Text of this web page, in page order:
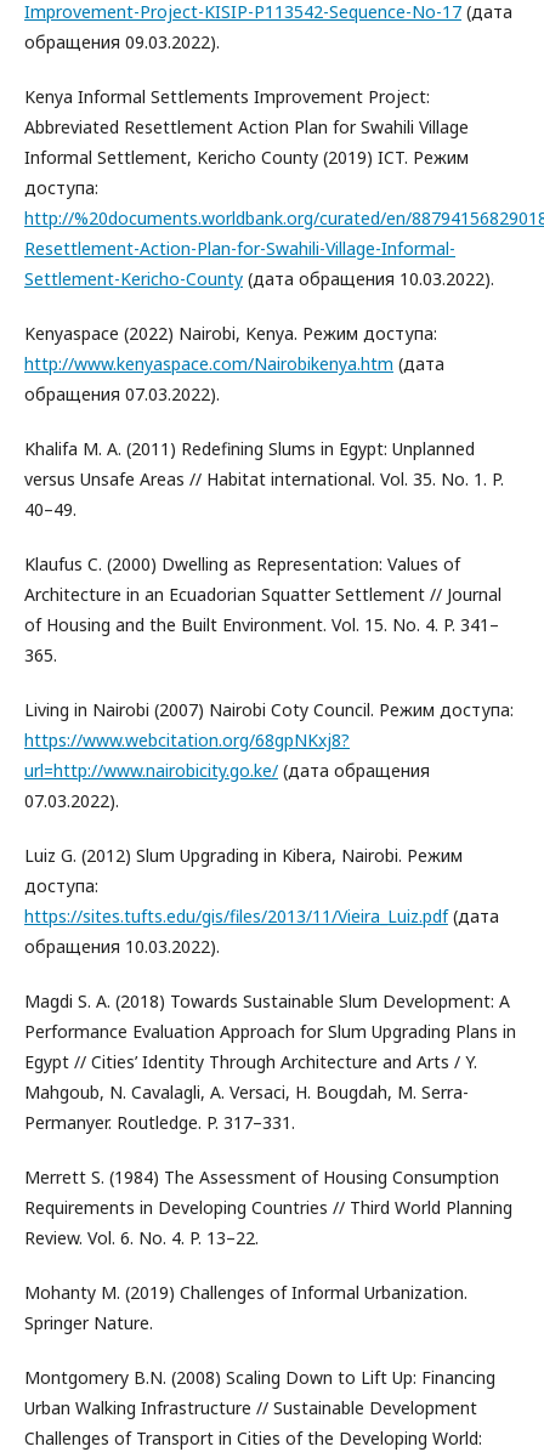
Improvement-Project-KISIP-P113542-Sequence-No-17 (дата
обращения 09.03.2022).
Kenya Informal Settlements Improvement Project:
Abbreviated Resettlement Action Plan for Swahili Village
Informal Settlement, Kericho County (2019) ICT. Режим
доступа:
http://%20documents.worldbank.org/curated/en/
Resettlement-Action-Plan-for-Swahili-Village-Informal-
Settlement-Kericho-County (дата обращения 10.03.2022).
Kenyaspace (2022) Nairobi, Kenya. Режим доступа:
http://www.kenyaspace.com/Nairobikenya.htm (дата
обращения 07.03.2022).
Khalifa M. A. (2011) Redefining Slums in Egypt: Unplanned
versus Unsafe Areas // Habitat international. Vol. 35. No. 1. P.
40–49.
Klaufus C. (2000) Dwelling as Representation: Values of
Architecture in an Ecuadorian Squatter Settlement // Journal
of Housing and the Built Environment. Vol. 15. No. 4. P. 341–
365.
Living in Nairobi (2007) Nairobi Coty Council. Режим доступа:
https://www.webcitation.org/68gpNKxj8?
url=http://www.nairobicity.go.ke/ (дата обращения
07.03.2022).
Luiz G. (2012) Slum Upgrading in Kibera, Nairobi. Режим
доступа:
https://sites.tufts.edu/gis/files/2013/11/Vieira_Luiz.pdf(дата
обращения 10.03.2022).
Magdi S. A. (2018) Towards Sustainable Slum Development: A
Performance Evaluation Approach for Slum Upgrading Plans in
Egypt // Cities’ Identity Through Architecture and Arts / Y.
Mahgoub, N. Cavalagli, A. Versaci, H. Bougdah, M. Serra-
Permanyer. Routledge. P. 317–331.
Merrett S. (1984) The Assessment of Housing Consumption
Requirements in Developing Countries // Third World Planning
Review. Vol. 6. No. 4. P. 13–22.
Mohanty M. (2019) Challenges of Informal Urbanization.
Springer Nature.
Montgomery B.N. (2008) Scaling Down to Lift Up: Financing
Urban Walking Infrastructure // Sustainable Development
Challenges of Transport in Cities of the Developing World: